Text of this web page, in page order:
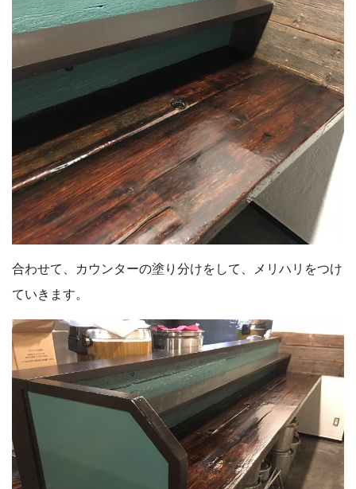
合わせて、カウンターの塗り分けをして、メリハリをつけ
ていきます。